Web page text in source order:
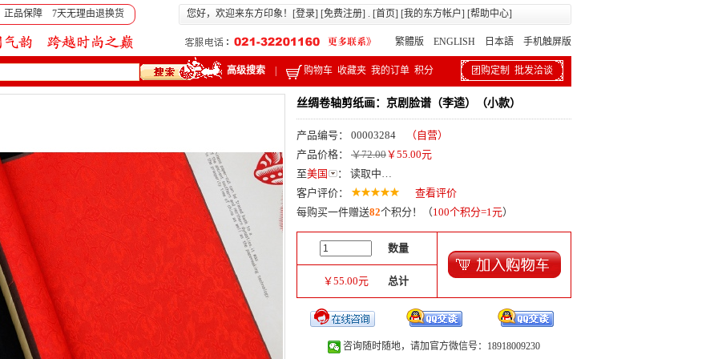
品保障 7天无理由退换货 您好，欢迎来东方印象！[登录] [免费注册] . [首页] [我的东方帐户] [帮助中心]
繁體版 ENGLISH 日本語 手机触屏版
高级搜索 购物车 收藏夹 我的订单 积分 团购定制 批发洽谈
丝绸卷轴剪纸画：京剧脸谱（李逵）（小款）
产品编号： 00003284
（自营）
产品价格： ￥72.00￥55.00元
至美国 ： 读取中…
客户评价：
查看评价
每购买一件赠送82个积分！（100个积分=1元）
数量
￥55.00元 总计
咨询随时随地，请加官方微信号：18918009230